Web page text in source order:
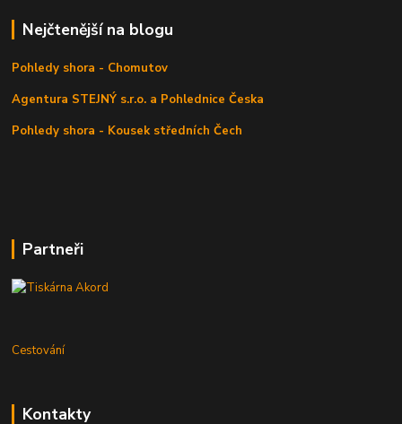
Nejčtenější na blogu
Pohledy shora - Chomutov
Agentura STEJNÝ s.r.o. a Pohlednice Česka
Pohledy shora - Kousek středních Čech
Partneři
Cestování
Kontakty